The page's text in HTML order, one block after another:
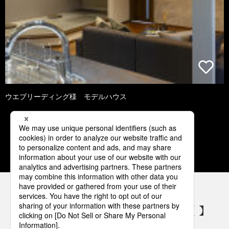
ウエブリーディング様 モデルハウス
1 2 3 4 5
パナソニックの電気設備 SNSアカウント